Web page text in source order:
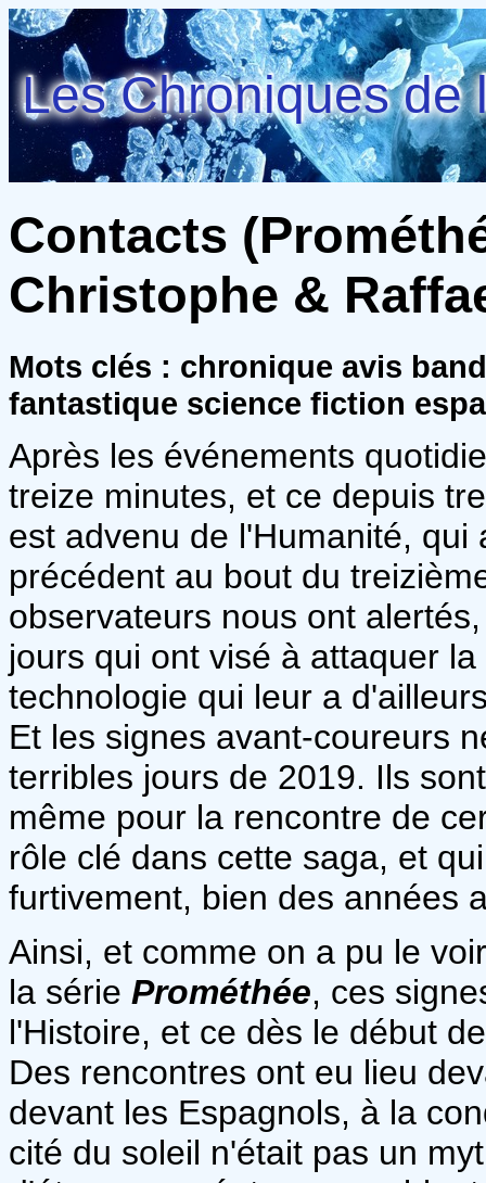
Les Chroniques de
Contacts
Christophe &
Mots clés : chronique avis
fantastique science fiction
Après les événements
treize minutes, et ce depuis
est advenu de l'Humanité,
précédent au bout du
observateurs nous ont
jours qui ont visé à attaquer
technologie qui leur a
Et les signes avant-coureurs
terribles jours de 2019. Ils
même pour la rencontre de
rôle clé dans cette saga, et
furtivement, bien des années
Ainsi, et comme on a pu le
la série Prométhée, ces
l'Histoire, et ce dès le début
Des rencontres ont eu lieu
devant les Espagnols, à la
cité du soleil n'était pas un